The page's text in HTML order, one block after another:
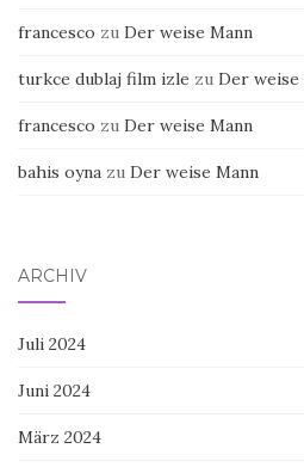
francesco zu Der weise Mann
turkce dublaj film izle zu Der weise
francesco zu Der weise Mann
bahis oyna zu Der weise Mann
ARCHIV
Juli 2024
Juni 2024
März 2024